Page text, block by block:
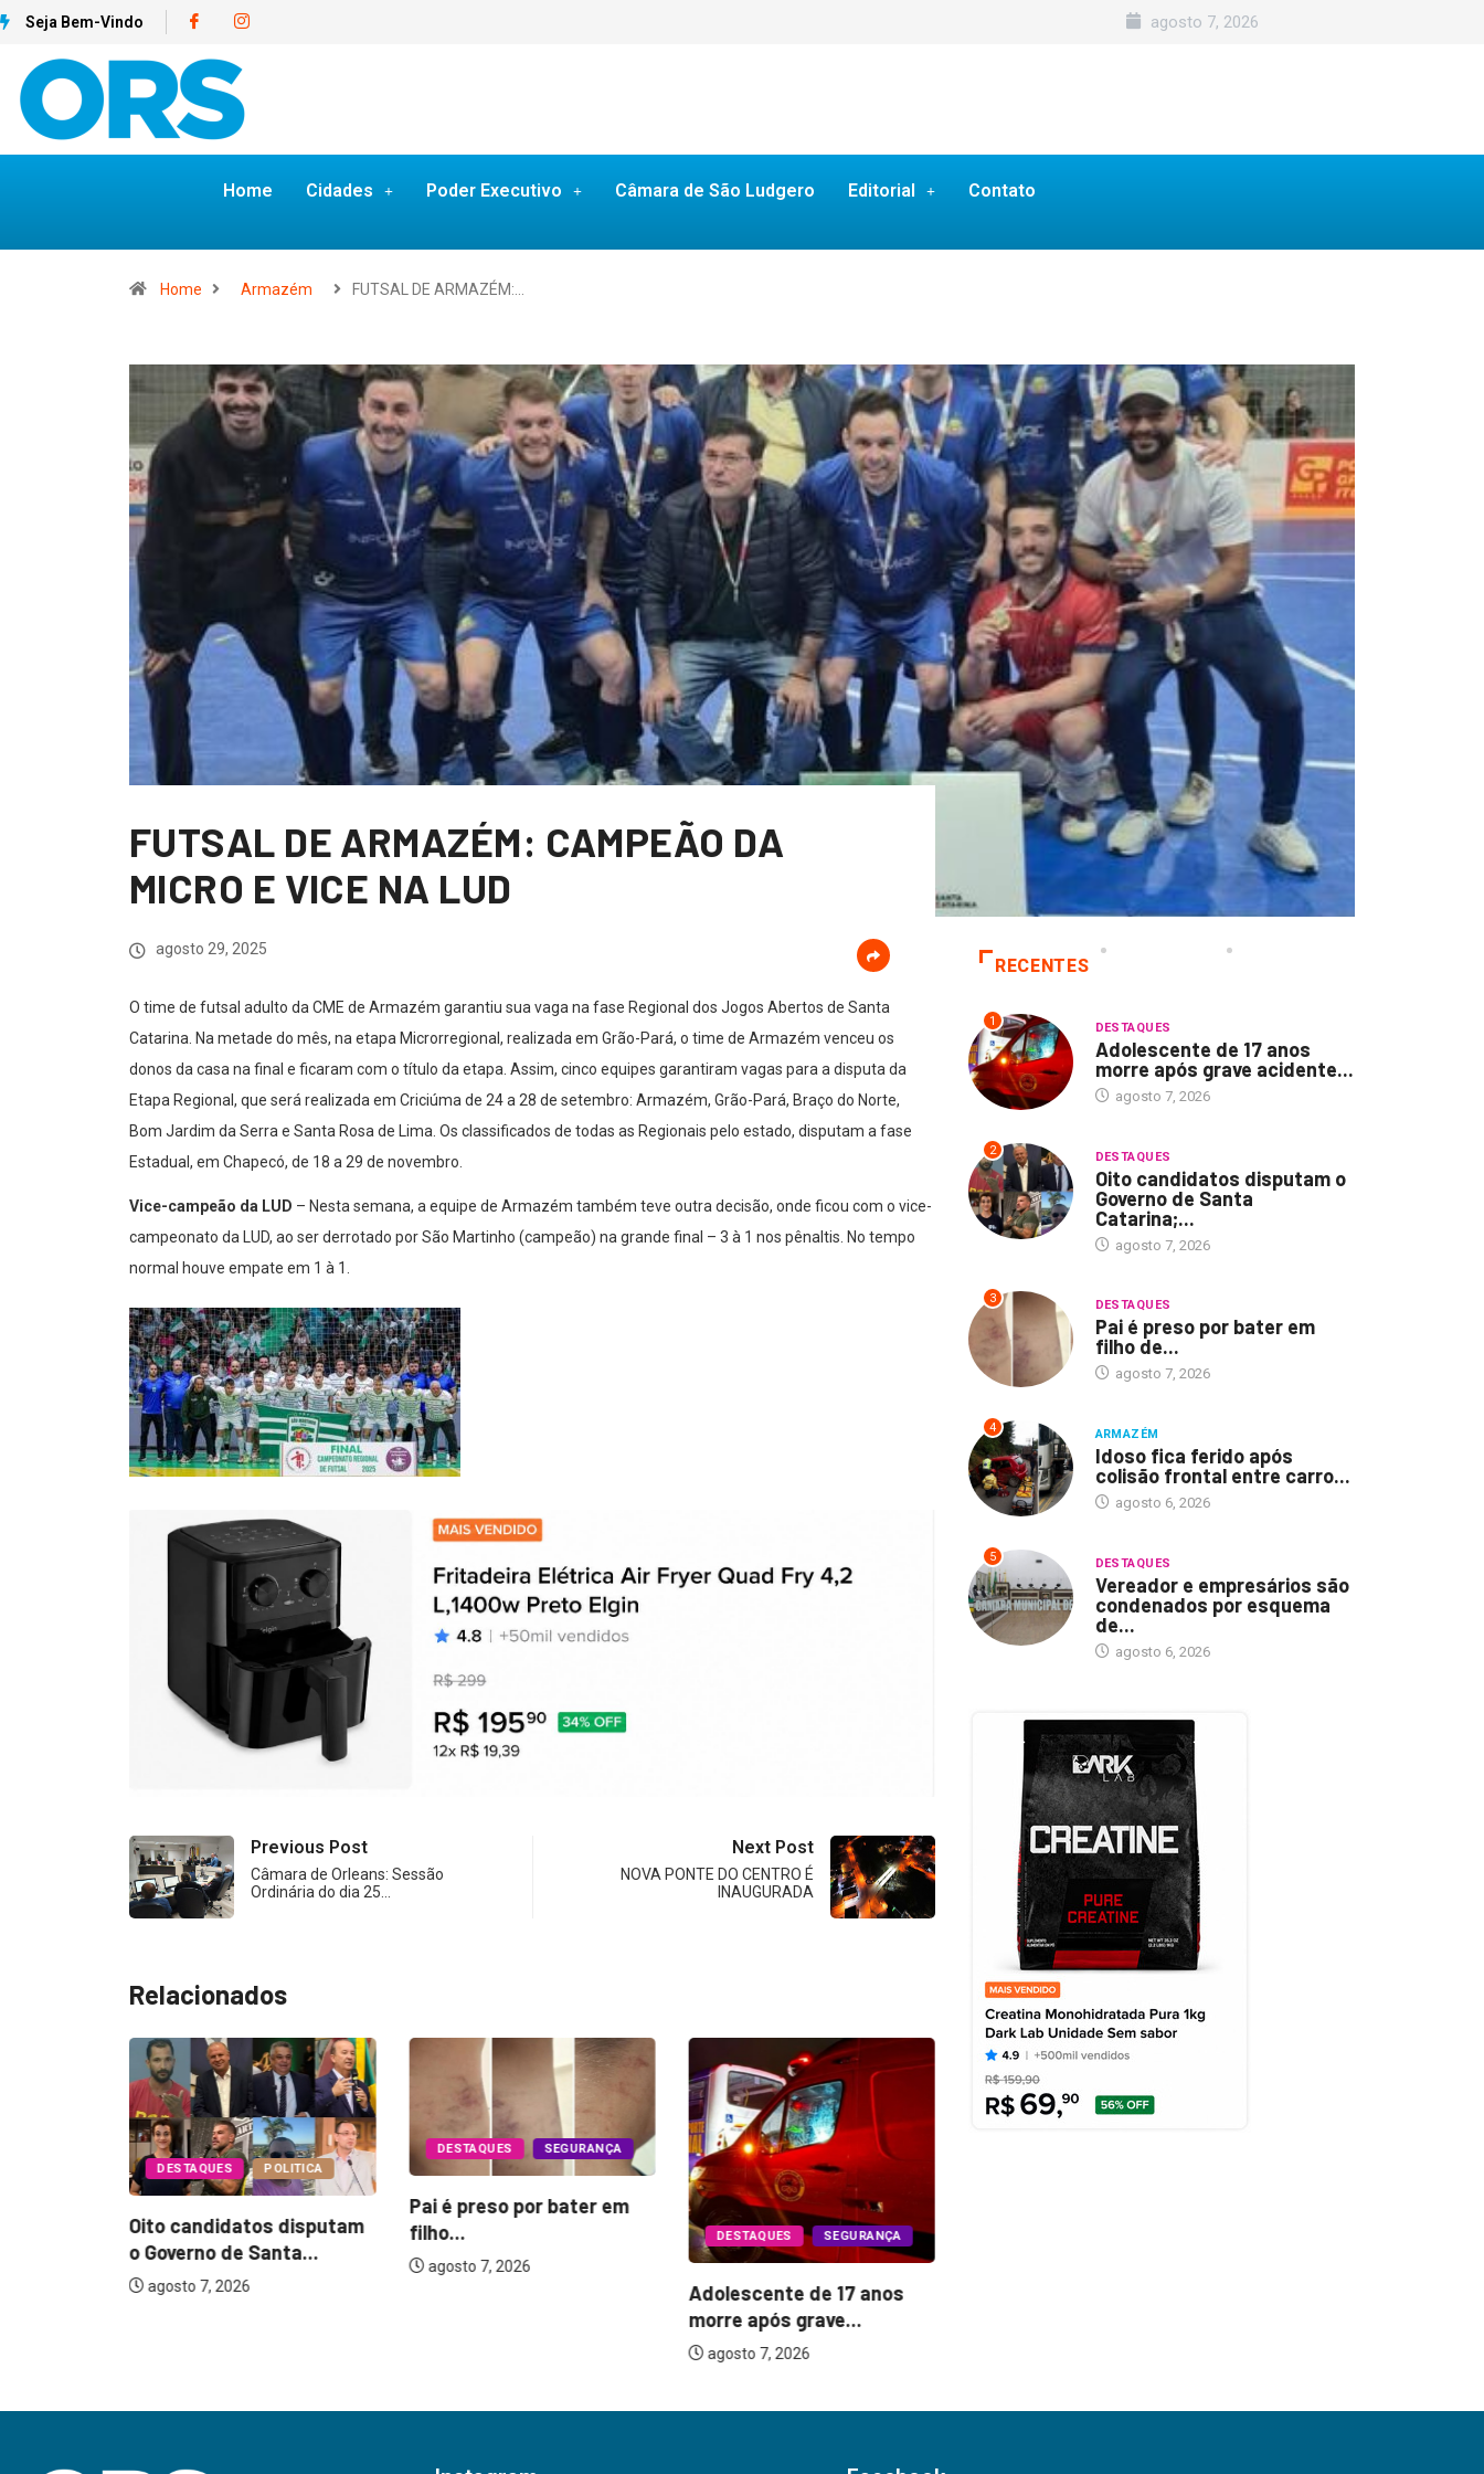
Seja Bem-Vindo agosto 7, 2026
Home Cidades Poder Executivo Câmara de São Ludgero Editorial Contato
Home Armazém FUTSAL DE ARMAZÉM:…
FUTSAL DE ARMAZÉM: CAMPEÃO DA
MICRO E VICE NA LUD
agosto 29, 2025
O time de futsal adulto da CME de Armazém garantiu sua vaga na fase Regional dos Jogos Abertos de Santa
Catarina. Na metade do mês, na etapa Microrregional, realizada em Grão-Pará, o time de Armazém venceu os
donos da casa na final e ficaram com o título da etapa. Assim, cinco equipes garantiram vagas para a disputa da
Etapa Regional, que será realizada em Criciúma de 24 a 28 de setembro: Armazém, Grão-Pará, Braço do Norte,
Bom Jardim da Serra e Santa Rosa de Lima. Os classificados de todas as Regionais pelo estado, disputam a fase
Estadual, em Chapecó, de 18 a 29 de novembro.
Vice-campeão da LUD – Nesta semana, a equipe de Armazém também teve outra decisão, onde ficou com o vice-
campeonato da LUD, ao ser derrotado por São Martinho (campeão) na grande final – 3 à 1 nos pênaltis. No tempo
normal houve empate em 1 à 1.
Previous Post
Câmara de Orleans: Sessão
Ordinária do dia 25…
Next Post
NOVA PONTE DO CENTRO É
INAUGURADA
Relacionados
DESTAQUES POLITICA
Oito candidatos disputam
o Governo de Santa...
agosto 7, 2026
DESTAQUES SEGURANÇA
Pai é preso por bater em
filho...
agosto 7, 2026
DESTAQUES SEGURANÇA
Adolescente de 17 anos
morre após grave...
agosto 7, 2026
RECENTES
1 DESTAQUES
Adolescente de 17 anos
morre após grave acidente...
agosto 7, 2026
2 DESTAQUES
Oito candidatos disputam o
Governo de Santa
Catarina;...
agosto 7, 2026
3 DESTAQUES
Pai é preso por bater em
filho de...
agosto 7, 2026
4 ARMAZÉM
Idoso fica ferido após
colisão frontal entre carro...
agosto 6, 2026
5 DESTAQUES
Vereador e empresários são
condenados por esquema
de...
agosto 6, 2026